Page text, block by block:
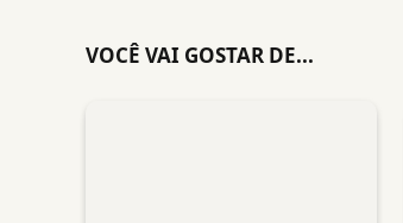
VOCÊ VAI GOSTAR DE...